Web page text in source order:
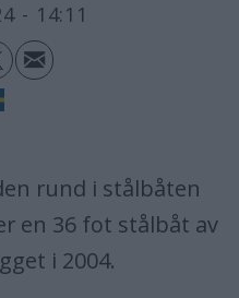
- 14:11
rund i stålbåten
en 36 fot stålbåt av
i 2004.